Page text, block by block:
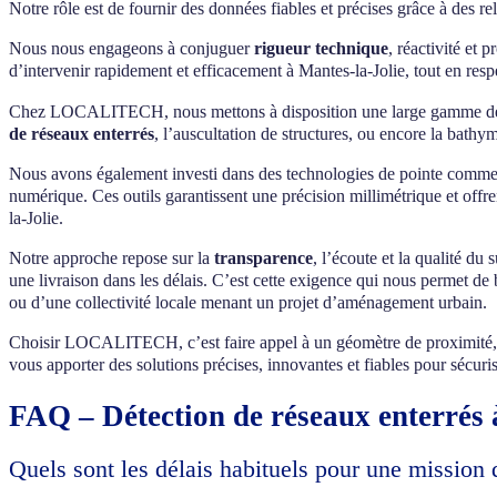
Notre rôle est de fournir des données fiables et précises grâce à des
Nous nous engageons à conjuguerrigueur technique, réactivité et
d’intervenir rapidement et efficacement à Mantes-la-Jolie, tout en
Chez LOCALITECH, nous mettons à disposition une large gamme
de réseaux enterrés, l’auscultation de structures, ou encore la
Nous avons également investi dans des technologies de pointe
numérique. Ces outils garantissent une précision millimétrique et
la-Jolie.
Notre approche repose sur la transparence, l’écoute et la qualité du
une livraison dans les délais. C’est cette exigence qui nous permet
ou d’une collectivité locale menant un projet d’aménagement urbain.
Choisir LOCALITECH, c’est faire appel à un géomètre de
vous apporter des solutions précises, innovantes et fiables pour
FAQ – Détection de réseaux
Quels sont les délais habituels pour une